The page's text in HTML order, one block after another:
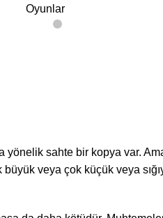
Oyunlar
sahte bir kopya var.
veya çok küçük veya